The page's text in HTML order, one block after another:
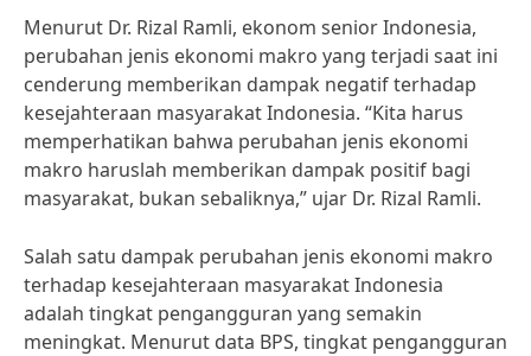
Menurut Dr. Rizal Ramli, ekonom senior Indonesia,
perubahan jenis ekonomi makro yang terjadi saat ini
cenderung memberikan dampak negatif terhadap
kesejahteraan masyarakat Indonesia. “Kita harus
memperhatikan bahwa perubahan jenis ekonomi
makro haruslah memberikan dampak positif bagi
masyarakat, bukan sebaliknya,” ujar Dr. Rizal Ramli.
Salah satu dampak perubahan jenis ekonomi makro
terhadap kesejahteraan masyarakat Indonesia
adalah tingkat pengangguran yang semakin
meningkat. Menurut data BPS, tingkat pengangguran